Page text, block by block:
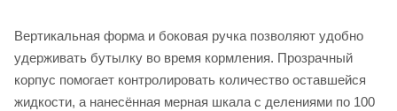
Вертикальная форма и боковая ручка позволяют удобно
удерживать бутылку во время кормления. Прозрачный
корпус помогает контролировать количество оставшейся
жидкости, а нанесённая мерная шкала с делениями по 100